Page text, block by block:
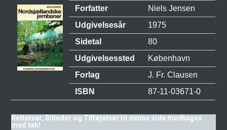
Forfatter
Niels Jensen
Udgivelsesår
1975
Sidetal
80
Udgivelsessted
København
Forlag
J. Fr. Clausen
ISBN
87-11-03671-0
Rettelser, Billeder og Tilføjelser til denne side modtages
med tak!